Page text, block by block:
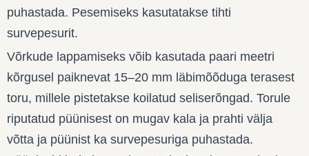
puhastada. Pesemiseks kasutatakse tihti
survepesurit.
Võrkude lappamiseks võib kasutada paari meetri
kõrgusel paiknevat 15–20 mm läbimõõduga terasest
toru, millele pistetakse koilatud seliserõngad. Torule
riputatud püünisest on mugav kala ja prahti välja
võtta ja püünist ka survepesuriga puhastada.